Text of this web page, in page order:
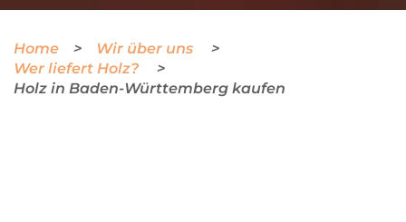
Home
Wir über uns
Wer liefert Holz?
Holz in Baden-Württemberg kaufen